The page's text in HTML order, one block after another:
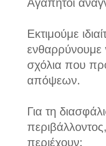
Αγαπητοί
Εκτιμούμε
ενθαρρύνουμε
σχόλια που
απόψεων.
Για τη
περιέχουν: